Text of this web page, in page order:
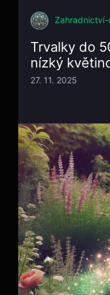
Trvalky do
nízký
27. 11. 2025